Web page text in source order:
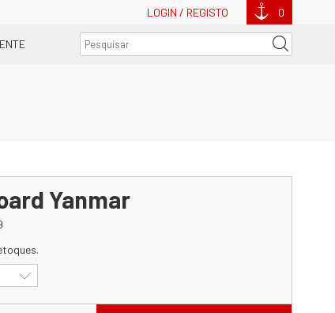
LOGIN / REGISTO 0
Yanmar